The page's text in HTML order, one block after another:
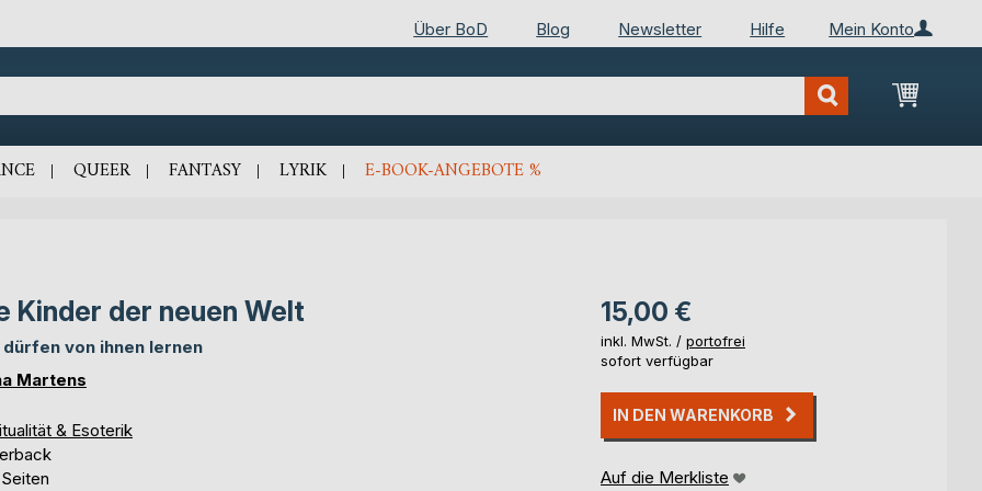
Mein Konto
Über BoD Blog Newsletter Hilfe
Mein
QUEER FANTASY LYRIK E-BOOK-ANGEBOTE %
Kinder der neuen Welt
von ihnen lernen
Martens
& Esoterik
15,00 €
inkl. MwSt. / portofrei
sofort verfügbar
IN DEN WARENKORB
Auf die Merkliste